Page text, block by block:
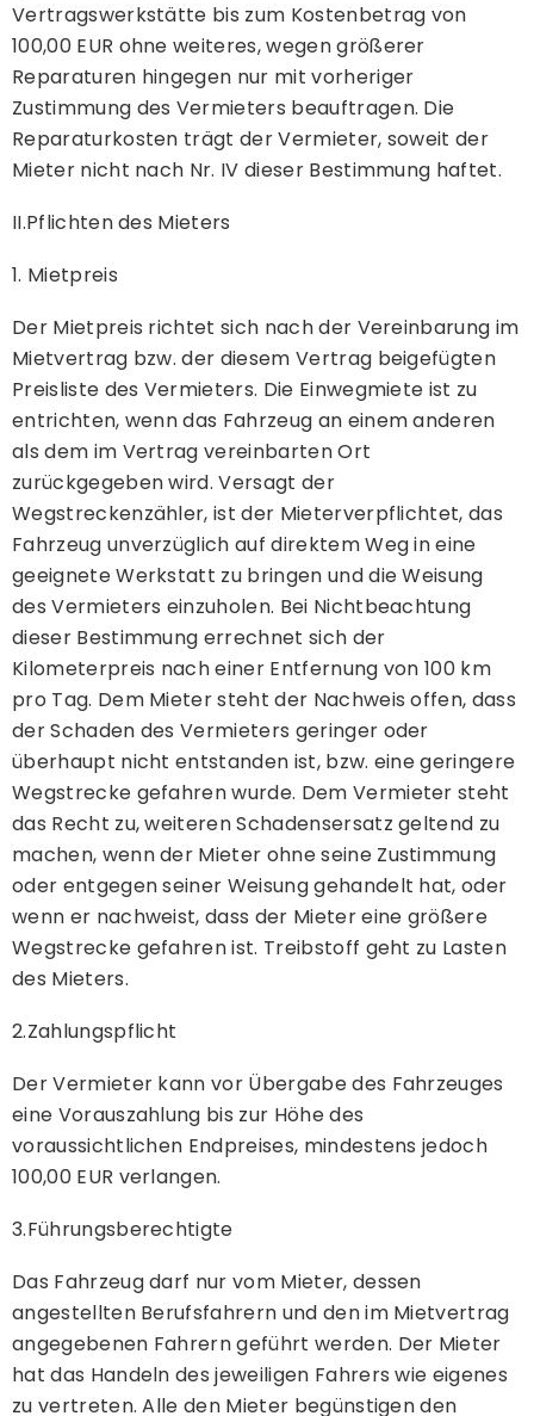
Vertragswerkstätte bis zum Kostenbetrag von
100,00 EUR ohne weiteres, wegen größerer
Reparaturen hingegen nur mit vorheriger
Zustimmung des Vermieters beauftragen. Die
Reparaturkosten trägt der Vermieter, soweit der
Mieter nicht nach Nr. IV dieser Bestimmung haftet.
II.Pflichten des Mieters
1. Mietpreis
Der Mietpreis richtet sich nach der Vereinbarung im
Mietvertrag bzw. der diesem Vertrag beigefügten
Preisliste des Vermieters. Die Einwegmiete ist zu
entrichten, wenn das Fahrzeug an einem anderen
als dem im Vertrag vereinbarten Ort
zurückgegeben wird. Versagt der
Wegstreckenzähler, ist der Mieterverpflichtet, das
Fahrzeug unverzüglich auf direktem Weg in eine
geeignete Werkstatt zu bringen und die Weisung
des Vermieters einzuholen. Bei Nichtbeachtung
dieser Bestimmung errechnet sich der
Kilometerpreis nach einer Entfernung von 100 km
pro Tag. Dem Mieter steht der Nachweis offen, dass
der Schaden des Vermieters geringer oder
überhaupt nicht entstanden ist, bzw. eine geringere
Wegstrecke gefahren wurde. Dem Vermieter steht
das Recht zu, weiteren Schadensersatz geltend zu
machen, wenn der Mieter ohne seine Zustimmung
oder entgegen seiner Weisung gehandelt hat, oder
wenn er nachweist, dass der Mieter eine größere
Wegstrecke gefahren ist. Treibstoff geht zu Lasten
des Mieters.
2.Zahlungspflicht
Der Vermieter kann vor Übergabe des Fahrzeuges
eine Vorauszahlung bis zur Höhe des
voraussichtlichen Endpreises, mindestens jedoch
100,00 EUR verlangen.
3.Führungsberechtigte
Das Fahrzeug darf nur vom Mieter, dessen
angestellten Berufsfahrern und den im Mietvertrag
angegebenen Fahrern geführt werden. Der Mieter
hat das Handeln des jeweiligen Fahrers wie eigenes
zu vertreten. Alle den Mieter begünstigen den